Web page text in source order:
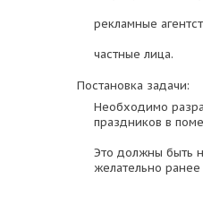
рекламные
частные лица.
Постановка задачи:
Необходимо
праздников в
Это должны быть
желательно